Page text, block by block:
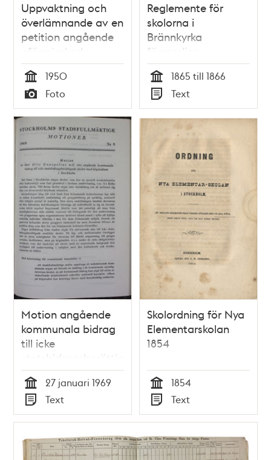
Uppvaktning och
överlämnande av en
petition angående
oförminskad
kristendomsundervisning
i skolorna.
Statsminister Tage
Erlander tredje från
vänster på bilden.
Tid
1950
Typ
Foto
Reglemente för
skolorna i
Brännkyrka
församling
(nuvarande
söderförort),
fastställda 1866
Tid
1865 till 1866
Typ
Text
Motion angående
kommunala bidrag
till icke
statsbidragsberättigade
skolor med
högstadium i
Stockholm -
Stadsfullmäktige
Tid
27 januari 1969
Typ
Text
Skolordning för Nya
Elementarskolan
1854
Tid
1854
Typ
Text